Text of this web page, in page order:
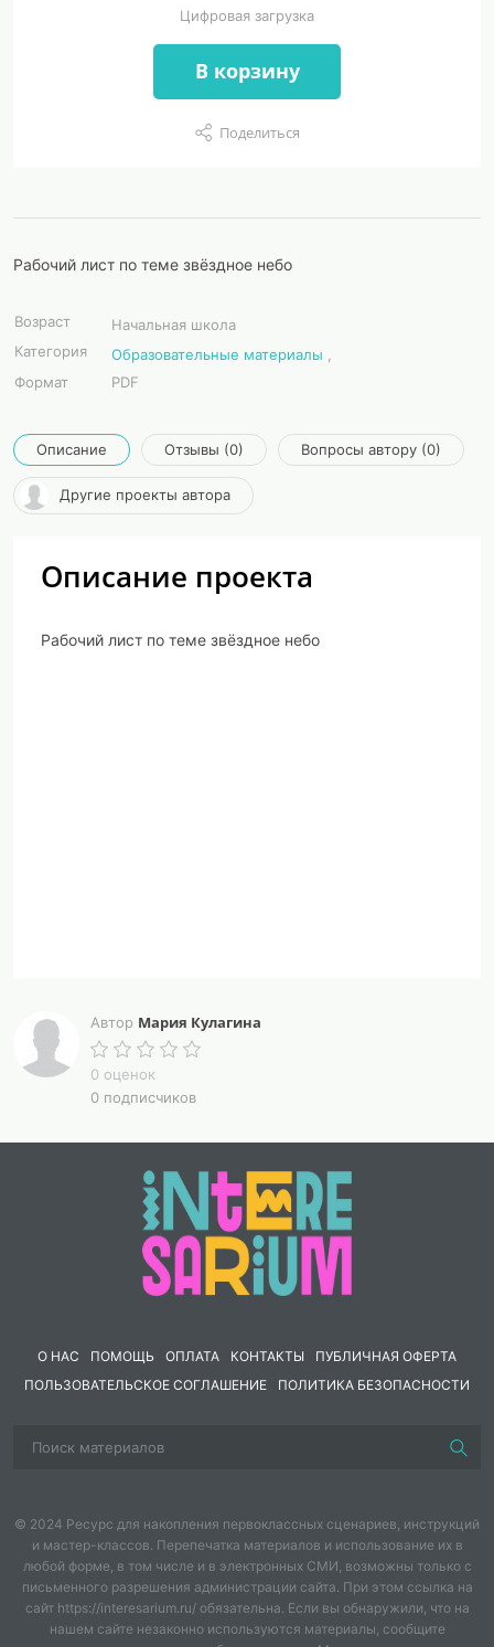
Цифровая загрузка
В корзину
Поделиться
Рабочий лист по теме звёздное небо
Возраст
Начальная школа
Категория
Образовательные материалы
Формат
PDF
Описание Отзывы (0) Вопросы автору (0)
Другие проекты автора
Описание проекта
Рабочий лист по теме звёздное небо
Автор Мария Кулагина
0 оценок
0 подписчиков
О НАС ПОМОЩЬ ОПЛАТА КОНТАКТЫ
ПУБЛИЧНАЯ ОФЕРТА
ПОЛЬЗОВАТЕЛЬСКОЕ СОГЛАШЕНИЕ
ПОЛИТИКА БЕЗОПАСНОСТИ
© 2024 Ресурс для накопления первоклассных сценариев, инструкций
и мастер-классов. Перепечатка материалов и использование их в
любой форме, в том числе и в электронных СМИ, возможны только с
письменного разрешения администрации сайта. При этом ссылка на
сайт https://interesarium.ru/ обязательна. Если вы обнаружили, что на
нашем сайте незаконно используются материалы, сообщите